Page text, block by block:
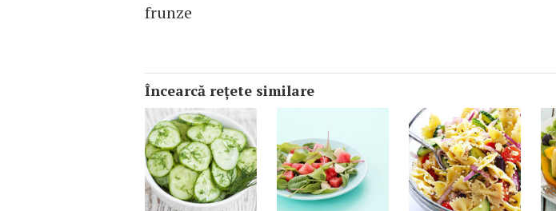
frunze
Încearcă reţete similare